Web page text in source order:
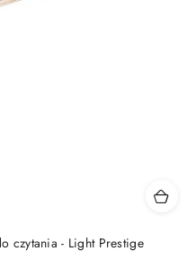
czytania - Light Prestige